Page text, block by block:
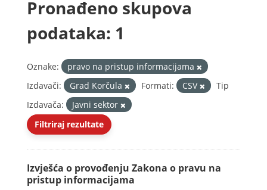
Pronađeno skupova
podataka: 1
Oznake:
pravo na pristup informacijama
Izdavači:
Grad Korčula Formati: CSV
Tip
Izdavača:
Javni sektor
Filtriraj rezultate
Izvješća o provođenju Zakona o pravu na
pristup informacijama